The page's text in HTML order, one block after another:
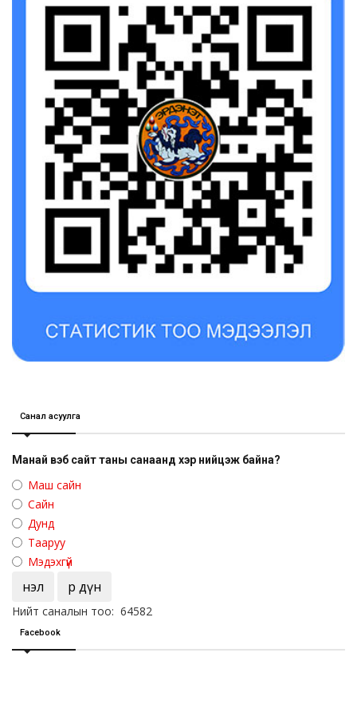
Санал асуулга
Манай вэб сайт таны санаанд хэр нийцэж байна?
Маш сайн
Сайн
Дунд
Тааруу
Мэдэхгүй
Үнэл Үр дүн
Нийт саналын тоо: 64582
Facebook